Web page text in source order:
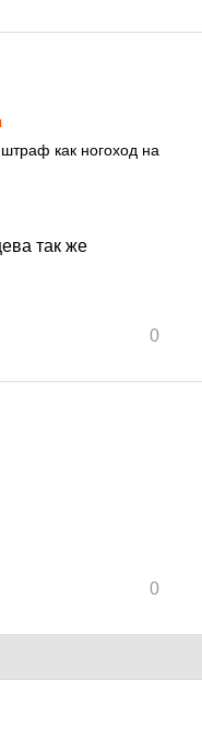
как ногоход на
так же
0
0